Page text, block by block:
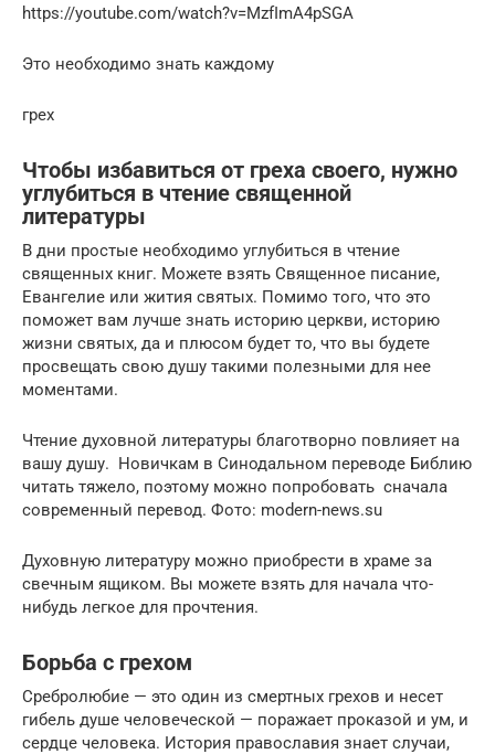
https://youtube.com/watch?v=MzfImA4pSGA
Это необходимо знать каждому
грех
Чтобы избавиться от греха своего, нужно
углубиться в чтение священной
литературы
В дни простые необходимо углубиться в чтение
священных книг. Можете взять Священное писание,
Евангелие или жития святых. Помимо того, что это
поможет вам лучше знать историю церкви, историю
жизни святых, да и плюсом будет то, что вы будете
просвещать свою душу такими полезными для нее
моментами.
Чтение духовной литературы благотворно повлияет на
вашу душу. Новичкам в Синодальном переводе Библию
читать тяжело, поэтому можно попробовать сначала
современный перевод. Фото: modern-news.su
Духовную литературу можно приобрести в храме за
свечным ящиком. Вы можете взять для начала что-
нибудь легкое для прочтения.
Борьба с грехом
Сребролюбие — это один из смертных грехов и несет
гибель душе человеческой — поражает проказой и ум, и
сердце человека. История православия знает случаи,